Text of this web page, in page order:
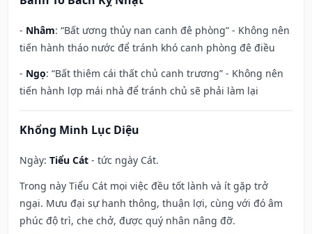
- Nhâm: “Bất ương thủy nan canh đê phòng” - Không nên
tiến hành tháo nước để tránh khó canh phòng đê điều
- Ngọ: “Bất thiêm cái thất chủ canh trương” - Không nên
tiến hành lợp mái nhà để tránh chủ sẽ phải làm lại
Khổng Minh Lục Diệu
Ngày: Tiểu Cát - tức ngày Cát.
Trong này Tiểu Cát mọi việc đều tốt lành và ít gặp trở
ngại. Mưu đại sự hanh thông, thuận lợi, cùng với đó âm
phúc độ trì, che chở, được quý nhân nâng đỡ.